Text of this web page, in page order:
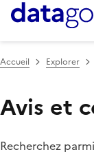
Accueil Explorer
Avis et
Recherchez